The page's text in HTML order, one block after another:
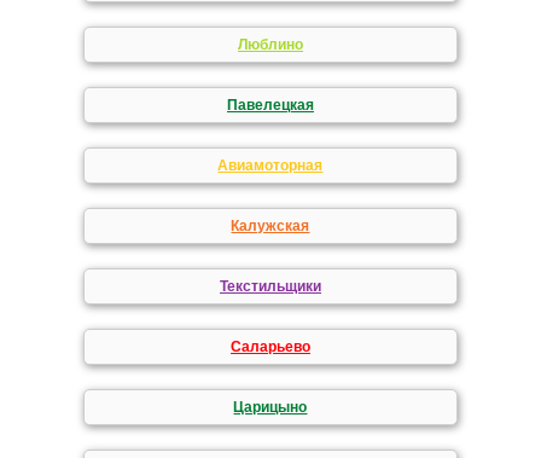
Люблино
Павелецкая
Авиамоторная
Калужская
Текстильщики
Саларьево
Царицыно